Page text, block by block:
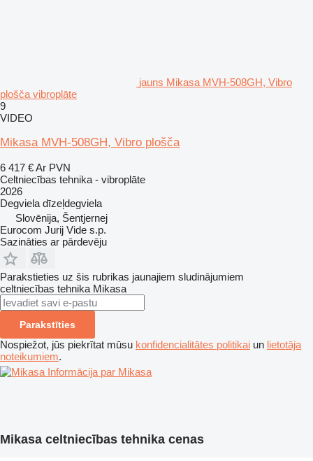
jauns Mikasa MVH-508GH, Vibro
plošča vibroplāte
9
VIDEO
Mikasa MVH-508GH, Vibro plošča
6 417 €Ar PVN
Celtniecības tehnika - vibroplāte
2026
Degviela dīzeļdegviela
Slovēnija, Šentjernej
Eurocom Jurij Vide s.p.
Sazināties ar pārdevēju
Parakstieties uz šis rubrikas jaunajiem sludinājumiem
celtniecības tehnika Mikasa
Parakstīties
Nospiežot, jūs piekrītat mūsu konfidencialitātes politikai un lietotāja
noteikumiem.
Informācija par Mikasa
Mikasa celtniecības tehnika cenas